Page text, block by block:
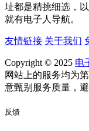
址都是精挑细选，
就有电子人导航。
友情链接 关于我们
Copyright © 2025 电
网站上的服务均为
意甄别服务质量，
反馈